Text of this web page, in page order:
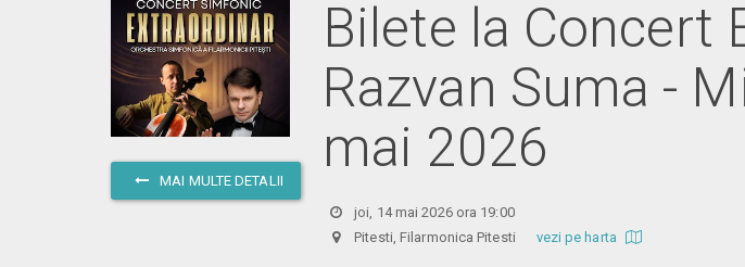
MAI MULTE DETALII
Bilete la Concert
Razvan Suma -
mai 2026
joi, 14 mai 2026 ora 19:00
Pitesti, Filarmonica Pitesti vezi pe harta